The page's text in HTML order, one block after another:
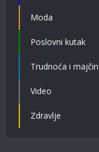
Moda
Poslovni kutak
Trudnoća i
Video
Zdravlje